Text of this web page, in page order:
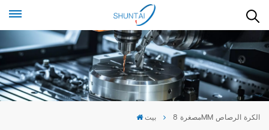
بيت مصغرة 8MM الكرة الرصاص